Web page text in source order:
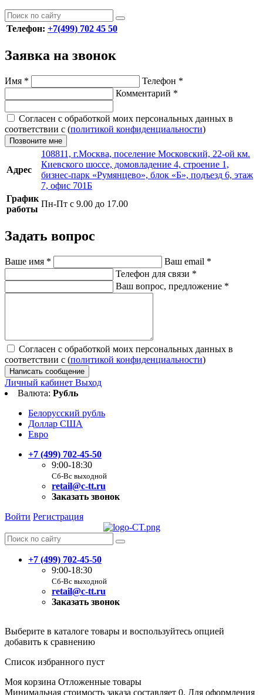
Телефон: +7(499) 702 45 50
Заявка на звонок
Имя * Телефон *
Комментарий *
Согласен с обработкой моих персональных данных в
соответствии с (политикой конфиденциальности)
Позвоните мне
Адрес
108811, г.Москва, поселение Московский, 22-ой км.
Киевского шоссе, домовладение 4, строение 1,
бизнес-парк «Румянцево», блок «Б», подъезд 6, этаж
7, офис 701Б
График
работы
Пн-Пт с 9.00 до 17.00
Задать вопрос
Ваше имя * Ваш email *
Телефон для связи *
Ваш вопрос, предложение *
Согласен с обработкой моих персональных данных в
соответствии с (политикой конфиденциальности)
Написать сообщение
Личный кабинет Выход
Валюта: Рубль
Белорусский рубль
Доллар США
Евро
+7 (499) 702-45-50
9:00-18:30
Сб-Вс выходной
retail@c-tt.ru
Заказать звонок
Войти Регистрация
+7 (499) 702-45-50
9:00-18:30
Сб-Вс выходной
retail@c-tt.ru
Заказать звонок
Выберите в каталоге товары и воспользуйтесь опцией
добавить к сравнению
Список избранного пуст
Моя корзина Отложенные товары
Минимальная стоимость заказа составляет 0. Для оформления